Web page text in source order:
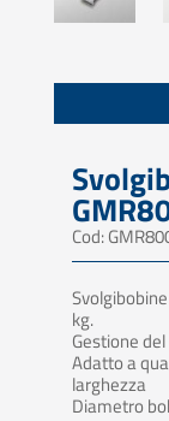
Cod:
kg.
Gestione
Adatto a
larghezza
Diametro